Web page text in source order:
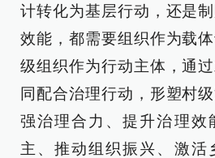
计转化为基层行动，还是
效能，都需要组织作为载
级组织作为行动主体，通
同配合治理行动，形塑村
强治理合力、提升治理效
主、推动组织振兴、激活